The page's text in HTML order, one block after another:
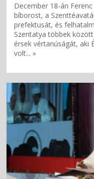
December 18-án
bíborost, a
prefektusát, és
Szentatya többek
érsek vértanúságát, aki
volt... »